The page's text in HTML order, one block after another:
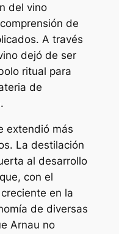
del vino
de
A través
dejó de ser
ritual para
de
extendió más
La destilación
al desarrollo
con el
en la
de diversas
Arnau no